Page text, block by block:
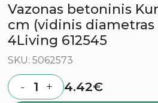
Vazonas betoninis
cm (vidinis diametras
4Living 612545
SKU: 5062573
Quantity
- + 4.42€